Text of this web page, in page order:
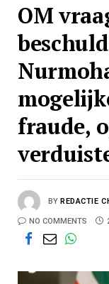
OM
fraude,
BY REDACTIE
NO COMMENTS